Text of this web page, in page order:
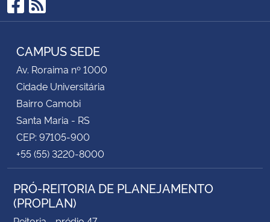
Facebook
RSS
CAMPUS SEDE
Av. Roraima nº 1000
Cidade Universitária
Bairro Camobi
Santa Maria - RS
CEP: 97105-900
+55 (55) 3220-8000
PRÓ-REITORIA DE PLANEJAMENTO
(PROPLAN)